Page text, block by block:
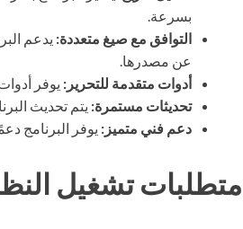
بسرعة.
التوافق مع صيغ متعددة: يدعم
عن مصدرها.
أدوات متقدمة للتحرير: يوفر
تحديثات مستمرة: يتم تحديث
دعم فني متميز: يوفر البرنامج
متطلبات تشغيل